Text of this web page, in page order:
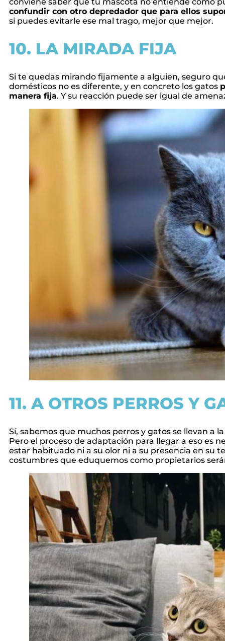
confundir con otro depredador que para ellos
si puedes evitarle ese mal trago, mejor que mejor.
10. LA MIRADA FIJA
Si te quedas mirando fijamente a alguien, seguro
domésticos no es diferente, y en concreto los gatos
manera fija. Y su reacción puede ser igual de
11. A OTROS PERROS Y
Sí, sabemos que muchos perros y gatos se llevan a
Pero el proceso de adaptación para llegar a eso es
estar habituado ni a su olor ni a su presencia en su
costumbres que eduquemos como propietarios